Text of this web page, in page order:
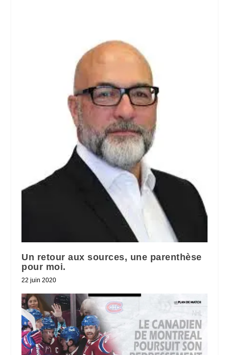
Un retour aux sources, une parenthèse
pour moi.
22 juin 2020